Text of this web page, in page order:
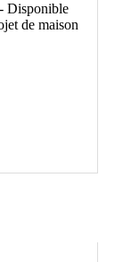
Disponible
de maison